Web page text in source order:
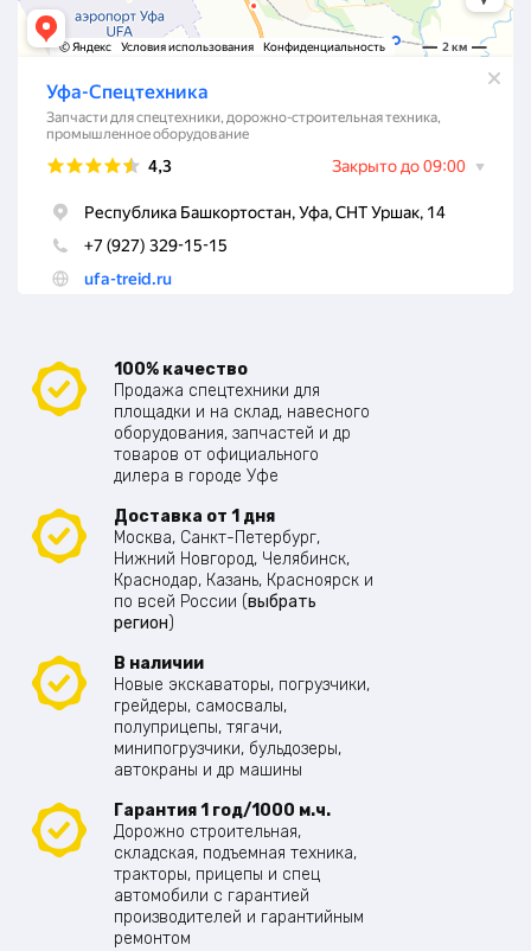
100% качество
Продажа спецтехники для
площадки и на склад, навесного
оборудования, запчастей и др
товаров от официального
дилера в городе Уфе
Доставка от 1 дня
Москва, Санкт-Петербург,
Нижний Новгород, Челябинск,
Краснодар, Казань, Красноярск и
по всей России (выбрать
регион)
В наличии
Новые экскаваторы, погрузчики,
грейдеры, самосвалы,
полуприцепы, тягачи,
минипогрузчики, бульдозеры,
автокраны и др машины
Гарантия 1 год/1000 м.ч.
Дорожно строительная,
складская, подъемная техника,
тракторы, прицепы и спец
автомобили с гарантией
производителей и гарантийным
ремонтом